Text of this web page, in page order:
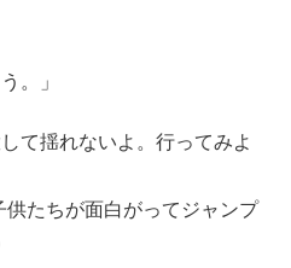
。」
て揺れないよ。行ってみよ
たちが面白がってジャンプ